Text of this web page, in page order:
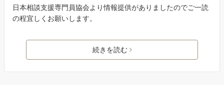
日本相談支援専門員協会より情報提供がありましたのでご一読
の程宜しくお願いします。
続きを読む